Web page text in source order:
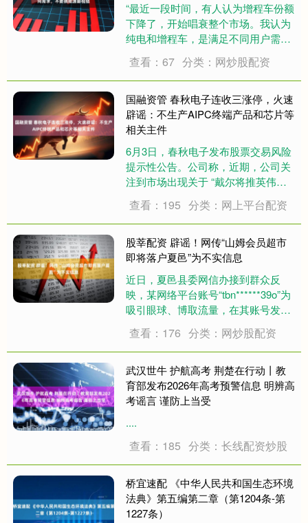
“最近一段时间，有人认为增程车份额
下降了，开始唱衰整个市场。我认为
纯电和增程车，是满足不同用户需
链，要尊重用户对长途和野外使用汽
油完全没有焦虑的偏好。”6月17日，
理想汽车董事长李想发文驳斥“新能源
车能源形式....
查看：67 分类：网炒股配资
国融资管 春秋电子连收三涨停，火速
辟谣：不生产AIPC终端产品和芯片等
相关主件
6月3日，春秋电子发布股票交易风险
提示性公告。公司称，近期，公司关
注到市场出现关于 “戴尔将推英伟达
大增，股价大幅提升”及“机器人业
务”的传闻，同时市场对公司收购丹麦
液冷公司 Asetek 及公司拟....
查看：195 分类：网上平台配资
股莘配资 辟谣！网传“山姆会员超市
即将落户夏邑”为不实信息
近日，夏邑县委网信办接到群众反
映，某网络平台账号“tbn******39o”为
吸引眼球、博取流量，在其账号发布
邑、预计2026年11月开业”相关信
息，引发网民关注。经核实，山姆会
员商店目前暂无河南省夏邑县开店....
查看：176 分类：网炒股配资
武汉世牛 护航高考 荆楚在行动丨教
育部发布2026年高考预警信息 明辨高
考谣言 谨防上当受
....
查看：185 分类：长线配资炒股
桥宜速配 《中华人民共和国生态环境
法典》第五编第二章（第1204条-第
1227条）